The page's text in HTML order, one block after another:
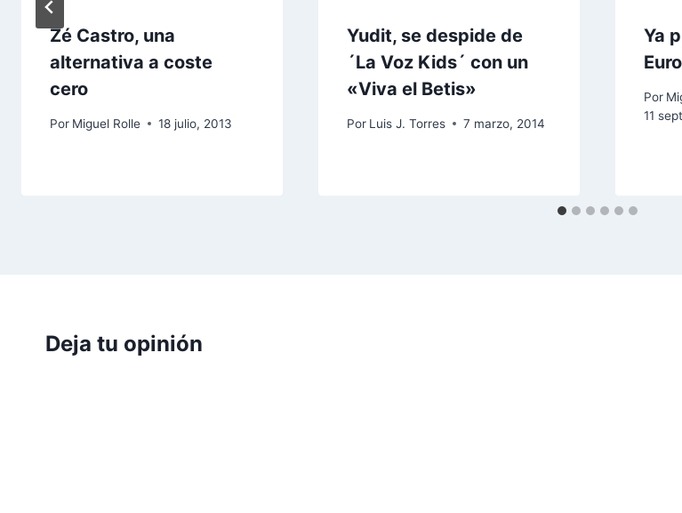
Zé Castro, una
alternativa a coste
cero
Por Miguel Rolle 18 julio, 2013
Yudit, se despide de
´La Voz Kids´ con un
«Viva el Betis»
Por Luis J. Torres 7 marzo, 2014
Ya
Por
11
Deja tu opinión